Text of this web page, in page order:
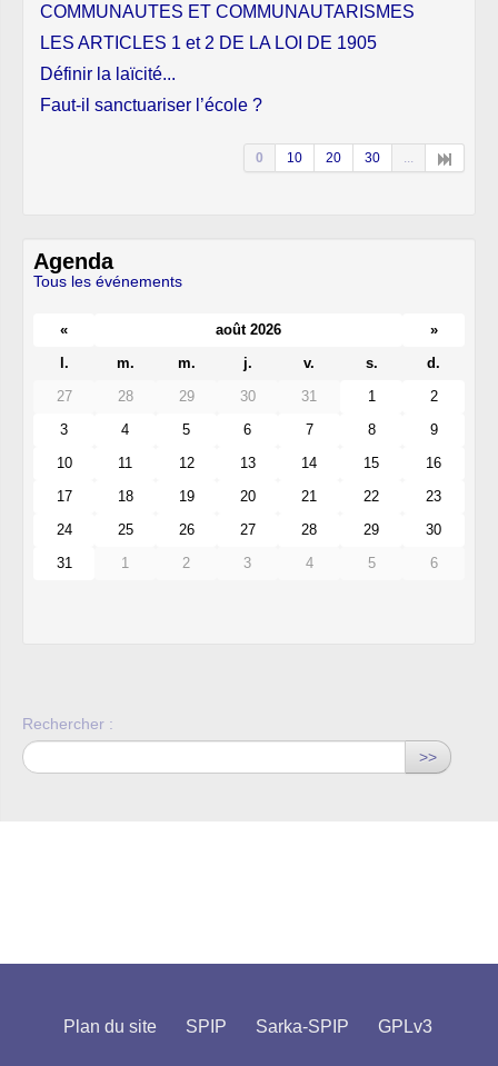
COMMUNAUTES ET COMMUNAUTARISMES
LES ARTICLES 1 et 2 DE LA LOI DE 1905
Définir la laïcité...
Faut-il sanctuariser l’école ?
0 10 20 30
Agenda
Tous les événements
« août 2026
»
l.
m. m. j. v. s.
d.
27
28 29 30 31 1
2
3
4 5 6 7 8
9
10
11 12 13 14 15
16
17
18 19 20 21 22
23
24
25 26 27 28 29
30
31
1 2 3 4 5 6
Rechercher :
>>
Plan du site SPIP Sarka-SPIP GPLv3